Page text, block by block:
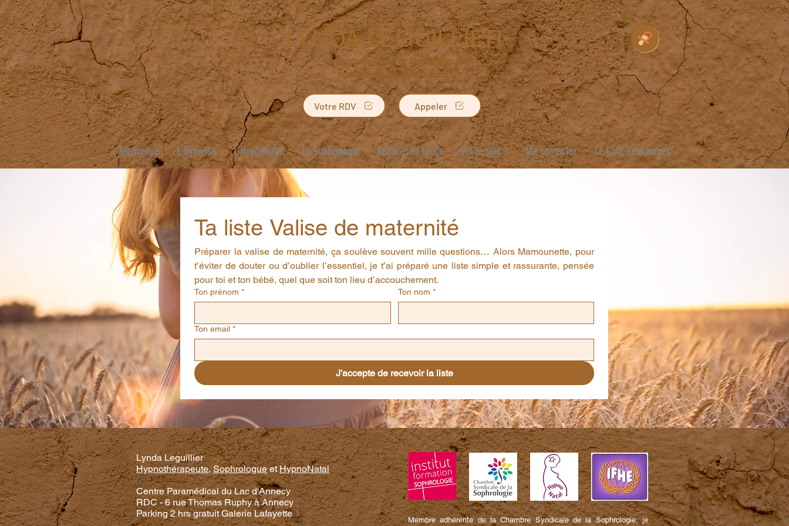
LYNDA LEGUILLIER
Hypnothérapeute et Sophrologue
spécialisée en HypnoNatal
Votre RDV Appeler
Bienvenue L'Hypnose L'HypnoNatal La Sophrologie Séances et tarifs Qui je suis ? Me contacter Le Coin Ressources
Ta liste Valise de maternité
Préparer la valise de maternité, ça soulève souvent mille questions… Alors Mamounette, pour
t’éviter de douter ou d’oublier l’essentiel, je t’ai préparé une liste simple et rassurante, pensée
pour toi et ton bébé, quel que soit ton lieu d’accouchement.
Ton prénom * Ton nom *
Ton email *
J'accepte de recevoir la liste
Lynda Leguillier
Hypnothérapeute, SophrologueetHypnoNatal
Centre Paramédical du Lac d'Annecy
RDC - 6 rue Thomas Ruphy à Annecy
Parking 2 hrs gratuit Galerie Lafayette
Membre adhérente de la Chambre Syndicale de la Sophrologie, je